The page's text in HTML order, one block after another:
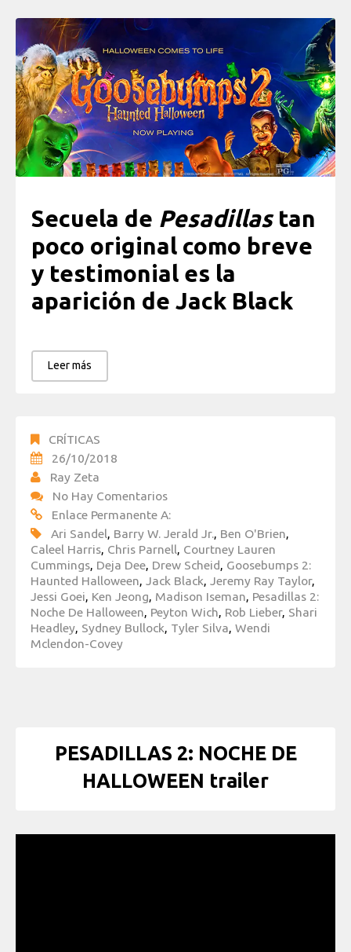
Secuela de Pesadillastan
poco original como breve
y testimonial es la
aparición de Jack Black
Leer más
CRÍTICAS
26/10/2018
Ray Zeta
No Hay Comentarios
Enlace Permanente A:
Ari Sandel, Barry W. Jerald Jr., Ben O'Brien,
Caleel Harris, Chris Parnell, Courtney Lauren
Cummings, Deja Dee, Drew Scheid, Goosebumps 2:
Haunted Halloween, Jack Black, Jeremy Ray Taylor,
Jessi Goei, Ken Jeong, Madison Iseman, Pesadillas 2:
Noche De Halloween, Peyton Wich, Rob Lieber, Shari
Headley, Sydney Bullock, Tyler Silva, Wendi
Mclendon-Covey
PESADILLAS 2: NOCHE DE
HALLOWEEN trailer